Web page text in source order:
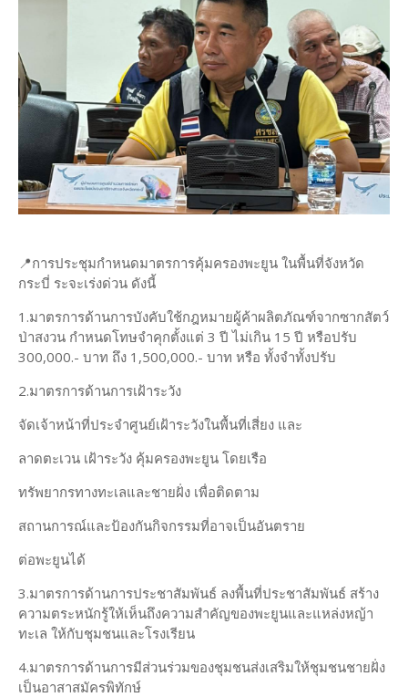
📍การประชุมกำหนดมาตรการคุ้มครองพะยูน ในพื้นที่จังหวัด
กระบี่ ระจะเร่งด่วน ดังนี้
1.มาตรการด้านการบังคับใช้กฎหมายผู้ค้าผลิตภัณฑ์จากซากสัตว์
ป่าสงวน กำหนดโทษจำคุกตั้งแต่ 3 ปี ไม่เกิน 15 ปี หรือปรับ
300,000.- บาท ถึง 1,500,000.- บาท หรือ ทั้งจำทั้งปรับ
2.มาตรการด้านการเฝ้าระวัง
จัดเจ้าหน้าที่ประจำศูนย์เฝ้าระวังในพื้นที่เสี่ยง และ
ลาดตะเวน เฝ้าระวัง คุ้มครองพะยูน โดยเรือ
ทรัพยากรทางทะเลและชายฝั่ง เพื่อติดตาม
สถานการณ์และป้องกันกิจกรรมที่อาจเป็นอันตราย
ต่อพะยูนได้
3.มาตรการด้านการประชาสัมพันธ์ ลงพื้นที่ประชาสัมพันธ์ สร้าง
ความตระหนักรู้ให้เห็นถึงความสำคัญของพะยูนและแหล่งหญ้า
ทะเล ให้กับชุมชนและโรงเรียน
4.มาตรการด้านการมีส่วนร่วมของชุมชนส่งเสริมให้ชุมชนชายฝั่ง
เป็นอาสาสมัครพิทักษ์